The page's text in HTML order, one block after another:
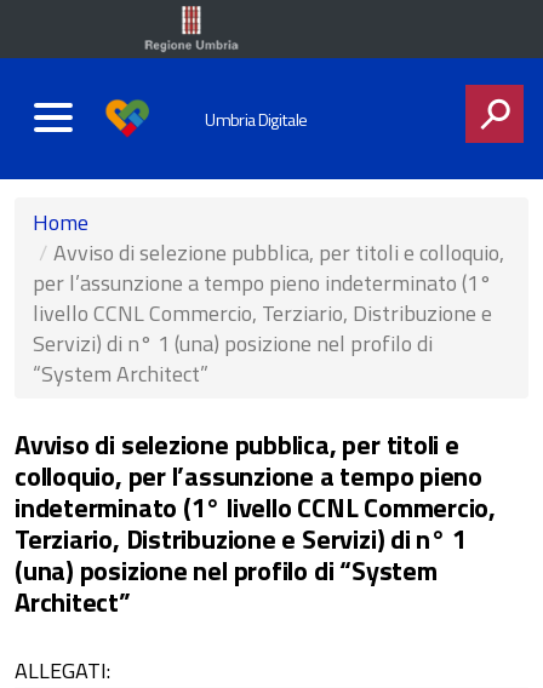
Umbria Digitale
Home
Avviso di selezione pubblica, per titoli e colloquio,
per l’assunzione a tempo pieno indeterminato (1°
livello CCNL Commercio, Terziario, Distribuzione e
Servizi) di n° 1 (una) posizione nel profilo di
“System Architect”
Avviso di selezione pubblica, per titoli e
colloquio, per l’assunzione a tempo pieno
indeterminato (1° livello CCNL Commercio,
Terziario, Distribuzione e Servizi) di n° 1
(una) posizione nel profilo di “System
Architect”
ALLEGATI: